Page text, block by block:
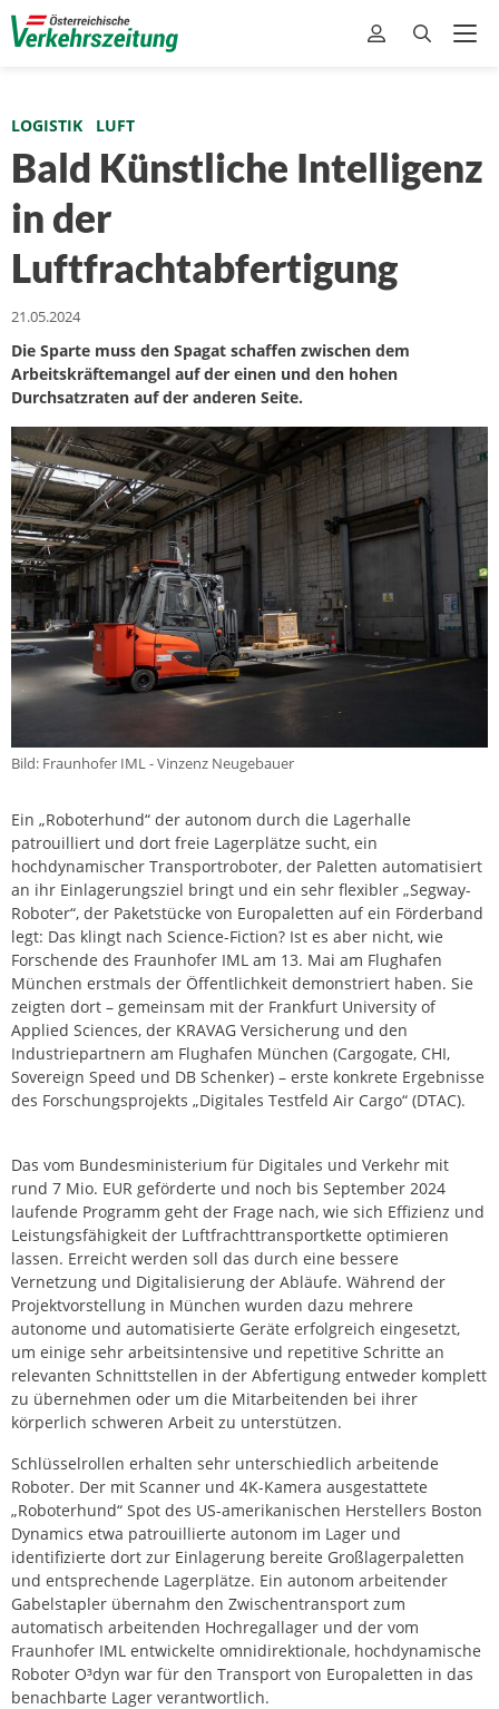
LOGISTIK LUFT
Bald Künstliche Intelligenz
in der
Luftfrachtabfertigung
21.05.2024
Die Sparte muss den Spagat schaffen zwischen dem
Arbeitskräftemangel auf der einen und den hohen
Durchsatzraten auf der anderen Seite.
Bild: Fraunhofer IML - Vinzenz Neugebauer
Ein „Roboterhund“ der autonom durch die Lagerhalle
patrouilliert und dort freie Lagerplätze sucht, ein
hochdynamischer Transportroboter, der Paletten automatisiert
an ihr Einlagerungsziel bringt und ein sehr flexibler „Segway-
Roboter“, der Paketstücke von Europaletten auf ein Förderband
legt: Das klingt nach Science-Fiction? Ist es aber nicht, wie
Forschende des Fraunhofer IML am 13. Mai am Flughafen
München erstmals der Öffentlichkeit demonstriert haben. Sie
zeigten dort – gemeinsam mit der Frankfurt University of
Applied Sciences, der KRAVAG Versicherung und den
Industriepartnern am Flughafen München (Cargogate, CHI,
Sovereign Speed und DB Schenker) – erste konkrete Ergebnisse
des Forschungsprojekts „Digitales Testfeld Air Cargo“ (DTAC).
Das vom Bundesministerium für Digitales und Verkehr mit
rund 7 Mio. EUR geförderte und noch bis September 2024
laufende Programm geht der Frage nach, wie sich Effizienz und
Leistungsfähigkeit der Luftfrachttransportkette optimieren
lassen. Erreicht werden soll das durch eine bessere
Vernetzung und Digitalisierung der Abläufe. Während der
Projektvorstellung in München wurden dazu mehrere
autonome und automatisierte Geräte erfolgreich eingesetzt,
um einige sehr arbeitsintensive und repetitive Schritte an
relevanten Schnittstellen in der Abfertigung entweder komplett
zu übernehmen oder um die Mitarbeitenden bei ihrer
körperlich schweren Arbeit zu unterstützen.
Schlüsselrollen erhalten sehr unterschiedlich arbeitende
Roboter. Der mit Scanner und 4K-Kamera ausgestattete
„Roboterhund“ Spot des US-amerikanischen Herstellers Boston
Dynamics etwa patrouillierte autonom im Lager und
identifizierte dort zur Einlagerung bereite Großlagerpaletten
und entsprechende Lagerplätze. Ein autonom arbeitender
Gabelstapler übernahm den Zwischentransport zum
automatisch arbeitenden Hochregallager und der vom
Fraunhofer IML entwickelte omnidirektionale, hochdynamische
Roboter O³dyn war für den Transport von Europaletten in das
benachbarte Lager verantwortlich.